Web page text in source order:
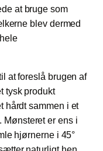
at bruge som
blev dermed
at foreslå brugen af
tysk produkt
hårdt sammen i et
er ens i
hjørnerne i 45°